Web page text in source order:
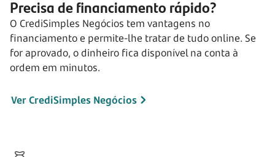
Precisa de financiamento rápido?
O CrediSimples Negócios tem vantagens no
financiamento e permite-lhe tratar de tudo online. Se
for aprovado, o dinheiro fica disponível na conta à
ordem em minutos.
Ver CrediSimples Negócios